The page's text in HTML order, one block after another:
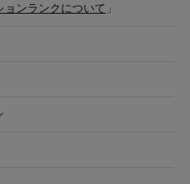
ョンランクについて 」